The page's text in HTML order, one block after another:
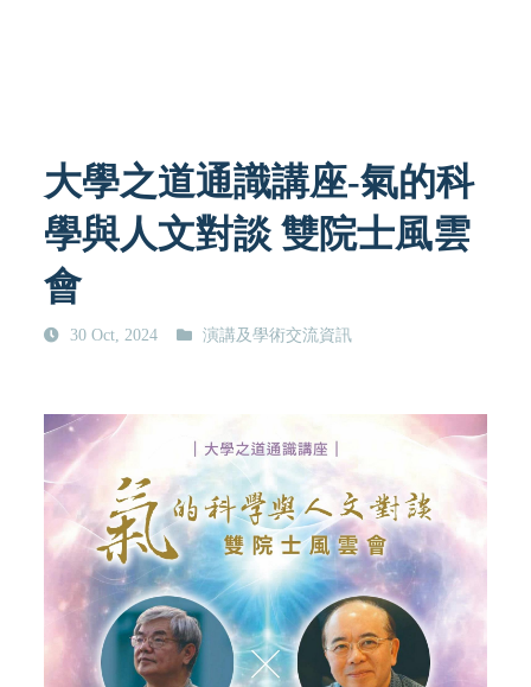
大學之道通識講座-氣的科
學與人文對談 雙院士風雲
會
30 Oct, 2024 演講及學術交流資訊